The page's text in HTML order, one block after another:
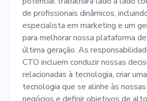
função de CTO
conduzir nossas
relacionadas à
criar uma
tecnologia que se
de profissionais dinâmicos,
especialista em marketing e um
para melhorar nossa plataforma
última geração. As
CTO incluem conduzir nossas
relacionadas à tecnologia, criar
tecnologia que se alinhe às